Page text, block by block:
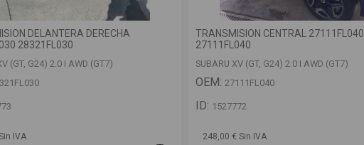
DELANTERA DERECHA
28321FL030
(GT, G24) 2.0 I AWD (GT7)
IVA
TRANSMISION CENTRAL 27111FL040
27111FL040
SUBARU XV (GT, G24) 2.0 I AWD (GT7)
OEM: 27111FL040
ID: 1527772
248,00 € Sin IVA